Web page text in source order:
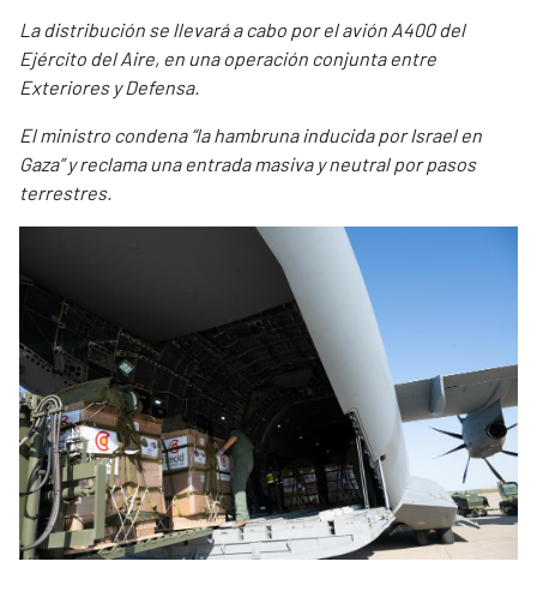
La distribución se llevará a cabo por el avión A400 del
Ejército del Aire, en una operación conjunta entre
Exteriores y Defensa.
El ministro condena “la hambruna inducida por Israel en
Gaza” y reclama una entrada masiva y neutral por pasos
terrestres. ​